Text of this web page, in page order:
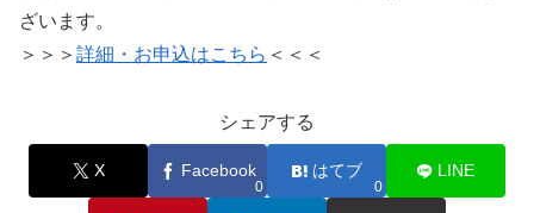
ざいます。
＞＞＞ 詳細・お申込はこちら ＜＜＜
シェアする
X Facebook
0
はてブ
0
LINE